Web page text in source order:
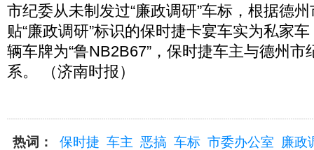
市纪委从未制发过“廉政调研”车标，根据德
贴“廉政调研”标识的保时捷卡宴车实为私家
辆车牌为“鲁NB2B67”，保时捷车主与德州
系。 （济南时报）
热词： 保时捷 车主 恶搞 车标 市委办公室
廉政